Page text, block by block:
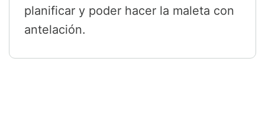
planificar y poder hacer la maleta con
antelación.